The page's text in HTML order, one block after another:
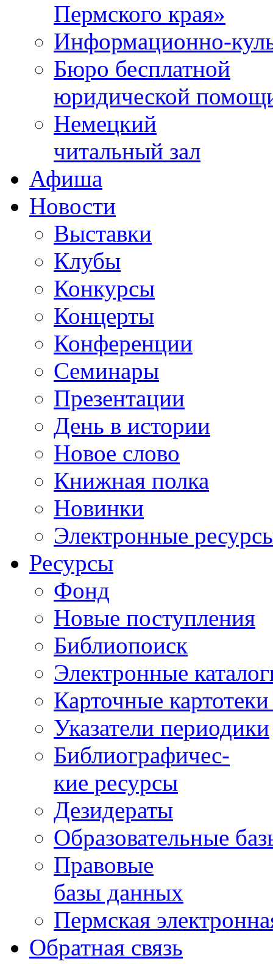
Пермского края»
Информационно-
Бюро бесплатной
юридической
Немецкий
читальный зал
Афиша
Новости
Выставки
Клубы
Конкурсы
Концерты
Конференции
Семинары
Презентации
День в истории
Новое слово
Книжная полка
Новинки
Электронные
Ресурсы
Фонд
Новые поступления
Библиопоиск
Электронные
Карточные
Указатели периодики
Библиографичес-
кие ресурсы
Дезидераты
Образовательные
Правовые
базы данных
Пермская
Обратная связь